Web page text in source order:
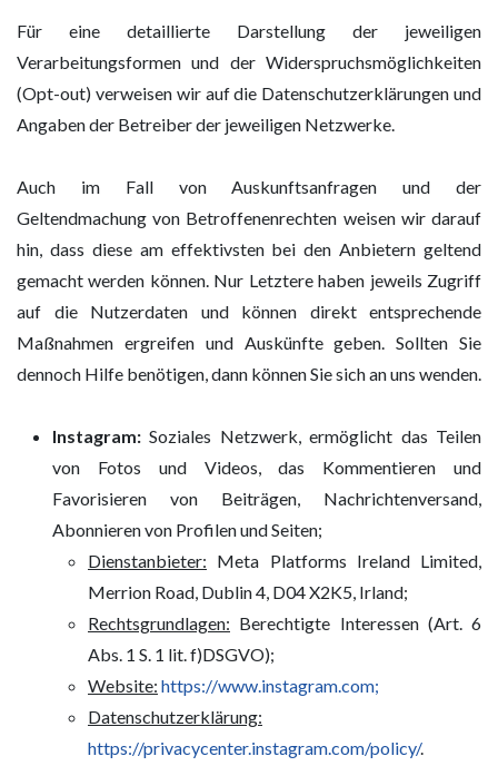
Für eine detaillierte Darstellung der jeweiligen
Verarbeitungsformen und der Widerspruchsmöglichkeiten
(Opt-out) verweisen wir auf die Datenschutzerklärungen und
Angaben der Betreiber der jeweiligen Netzwerke.
Auch im Fall von Auskunftsanfragen und der
Geltendmachung von Betroffenenrechten weisen wir darauf
hin, dass diese am effektivsten bei den Anbietern geltend
gemacht werden können. Nur Letztere haben jeweils Zugriff
auf die Nutzerdaten und können direkt entsprechende
Maßnahmen ergreifen und Auskünfte geben. Sollten Sie
dennoch Hilfe benötigen, dann können Sie sich an uns wenden.
Instagram: Soziales Netzwerk, ermöglicht das Teilen
von Fotos und Videos, das Kommentieren und
Favorisieren von Beiträgen, Nachrichtenversand,
Abonnieren von Profilen und Seiten;
Dienstanbieter: Meta Platforms Ireland Limited,
Merrion Road, Dublin 4, D04 X2K5, Irland;
Rechtsgrundlagen: Berechtigte Interessen (Art. 6
Abs. 1 S. 1 lit. f)DSGVO);
Website: https://www.instagram.com;
Datenschutzerklärung:
https://privacycenter.instagram.com/policy/.